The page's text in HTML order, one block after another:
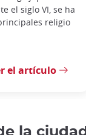
el siglo VI, se ha
religio
el artículo
la ciudad